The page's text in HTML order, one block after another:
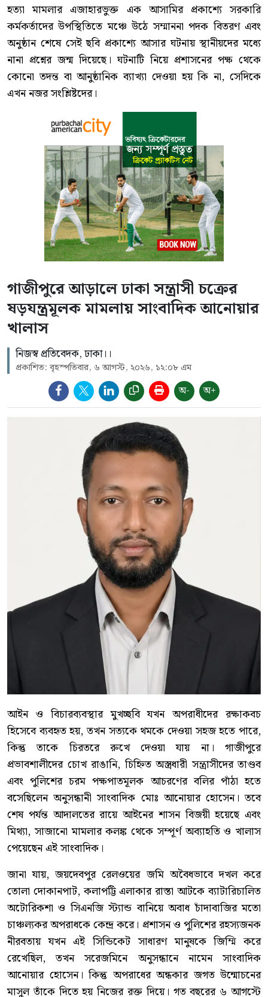
হত্যা মামলার এজাহারভুক্ত এক আসামির প্রকাশ্যে সরকারি
কর্মকর্তাদের উপস্থিতিতে মঞ্চে উঠে সম্মাননা পদক বিতরণ এবং
অনুষ্ঠান শেষে সেই ছবি প্রকাশ্যে আসার ঘটনায় স্থানীয়দের মধ্যে
নানা প্রশ্নের জন্ম দিয়েছে। ঘটনাটি নিয়ে প্রশাসনের পক্ষ থেকে
কোনো তদন্ত বা আনুষ্ঠানিক ব্যাখ্যা দেওয়া হয় কি না, সেদিকে
এখন নজর সংশ্লিষ্টদের।
গাজীপুরে আড়ালে ঢাকা সন্ত্রাসী চক্রের
ষড়যন্ত্রমূলক মামলায় সাংবাদিক আনোয়ার
খালাস
নিজস্ব প্রতিবেদক, ঢাকা।।
প্রকাশিত: বৃহস্পতিবার, ৬ আগস্ট, ২০২৬, ১২:০৮ এম
অ- অ+
আইন ও বিচারব্যবস্থার মুখচ্ছবি যখন অপরাধীদের রক্ষাকবচ
হিসেবে ব্যবহৃত হয়, তখন সত্যকে থমকে দেওয়া সহজ হতে পারে,
কিন্তু তাকে চিরতরে রুখে দেওয়া যায় না। গাজীপুরে
প্রভাবশালীদের চোখ রাঙানি, চিহ্নিত অস্ত্রধারী সন্ত্রাসীদের তাণ্ডব
এবং পুলিশের চরম পক্ষপাতমূলক আচরণের বলির পাঁঠা হতে
বসেছিলেন অনুসন্ধানী সাংবাদিক মোঃ আনোয়ার হোসেন। তবে
শেষ পর্যন্ত আদালতের রায়ে আইনের শাসন বিজয়ী হয়েছে এবং
মিথ্যা, সাজানো মামলার কলঙ্ক থেকে সম্পূর্ণ অব্যাহতি ও খালাস
পেয়েছেন এই সাংবাদিক।
জানা যায়, জয়দেবপুর রেলওয়ের জমি অবৈধভাবে দখল করে
তোলা দোকানপাট, কলাপট্টি এলাকার রাস্তা আটকে ব্যাটারিচালিত
অটোরিকশা ও সিএনজি স্ট্যান্ড বানিয়ে অবাধ চাঁদাবাজির মতো
চাঞ্চল্যকর অপরাধকে কেন্দ্র করে। প্রশাসন ও পুলিশের রহস্যজনক
নীরবতায় যখন এই সিন্ডিকেট সাধারণ মানুষকে জিম্মি করে
রেখেছিল, তখন সরেজমিনে অনুসন্ধানে নামেন সাংবাদিক
আনোয়ার হোসেন। কিন্তু অপরাধের অন্ধকার জগত উন্মোচনের
মাসুল তাঁকে দিতে হয় নিজের রক্ত দিয়ে। গত বছরের ৬ আগস্টে